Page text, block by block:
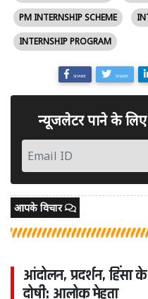
PM INTERNSHIP SCHEME
INTERNSHIP PROGRAM
SHARE SHARE
न्यूजलेटर पाने के लिए
आपके विचार
आंदोलन, प्रदर्शन, हिंसा
दोषी: आलोक मेहता